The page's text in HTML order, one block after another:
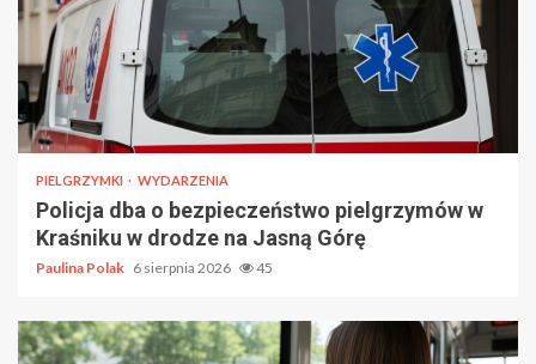
PIELGRZYMKI WYDARZENIA
Policja dba o bezpieczeństwo pielgrzymów w
Kraśniku w drodze na Jasną Górę
Paulina Polak 6 sierpnia 2026 45